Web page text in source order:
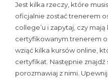
Jest kilka rzeczy, które
oficjalnie zostać trenerem
college’u i zapytaj, czy
certyfikowanym trenerem
wziąć kilka kursów online,
certyfikat. Następnie
porozmawiaj z nimi. Upewnij